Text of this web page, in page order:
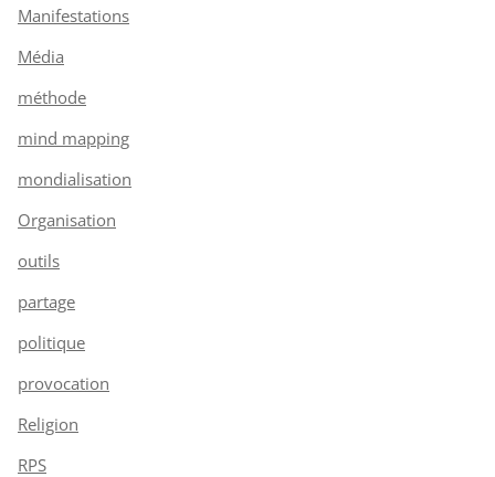
Manifestations
Média
méthode
mind mapping
mondialisation
Organisation
outils
partage
politique
provocation
Religion
RPS